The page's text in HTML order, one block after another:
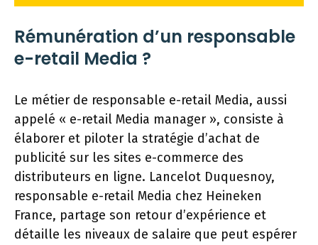
Rémunération d’un responsable
e-retail Media ?
Le métier de responsable e-retail Media, aussi
appelé « e-retail Media manager », consiste à
élaborer et piloter la stratégie d’achat de
publicité sur les sites e-commerce des
distributeurs en ligne. Lancelot Duquesnoy,
responsable e-retail Media chez Heineken
France, partage son retour d’expérience et
détaille les niveaux de salaire que peut espérer